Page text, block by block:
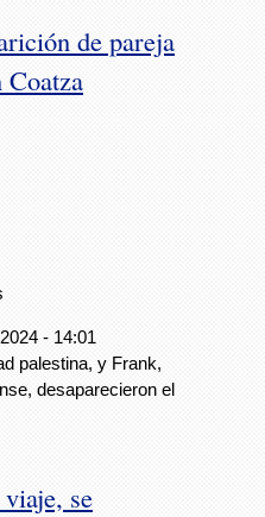
de pareja
Coatza
- 14:01
palestina, y Frank,
desaparecieron el
se